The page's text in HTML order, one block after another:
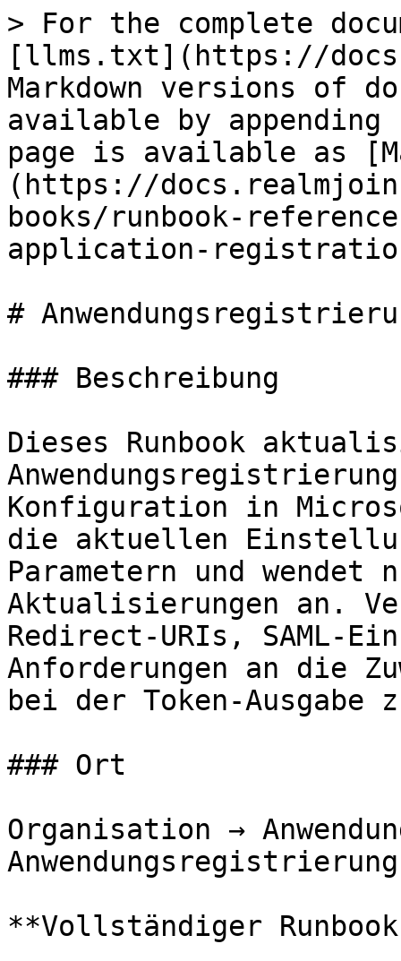
> For the complete
[llms.txt](https://
Markdown versions of
available by
page is available as
(https://
books/runbook-
application-
#
### Beschreibung
Dieses Runbook
Konfiguration in
die aktuellen
Parametern und
Aktualisierungen an.
Redirect-URIs, SAML-
Anforderungen an die
bei der Token-Ausgabe
### Ort
Organisation →
**Vollständiger